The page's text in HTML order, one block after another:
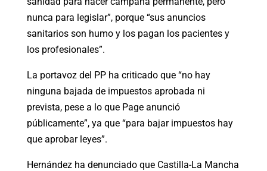
nunca para legislar”, porque “sus anuncios
sanitarios son humo y los pagan los pacientes y
los profesionales”.
La portavoz del PP ha criticado que “no hay
ninguna bajada de impuestos aprobada ni
prevista, pese a lo que Page anunció
públicamente”, ya que “para bajar impuestos hay
que aprobar leyes”.
Hernández ha denunciado que Castilla-La Mancha